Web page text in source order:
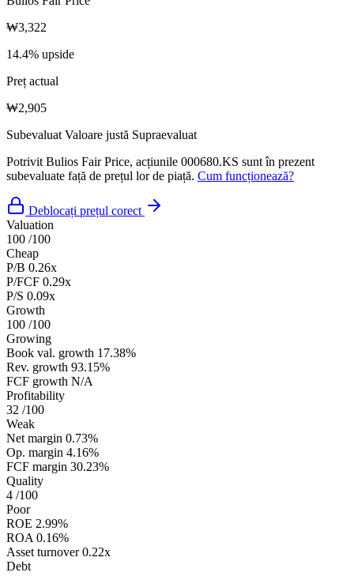
₩3,322
14.4% upside
Preț actual
₩2,905
Subevaluat Valoare justă Supraevaluat
Potrivit Bulios Fair Price, acțiunile 000680.KS sunt în prezent
subevaluate față de prețul lor de piață. Cum funcționează?
Deblocați prețul corect
Valuation
100 /100
Cheap
P/B 0.26x
P/FCF 0.29x
P/S 0.09x
Growth
100 /100
Growing
Book val. growth 17.38%
Rev. growth 93.15%
FCF growth N/A
Profitability
32 /100
Weak
Net margin 0.73%
Op. margin 4.16%
FCF margin 30.23%
Quality
4 /100
Poor
ROE 2.99%
ROA 0.16%
Asset turnover 0.22x
Debt